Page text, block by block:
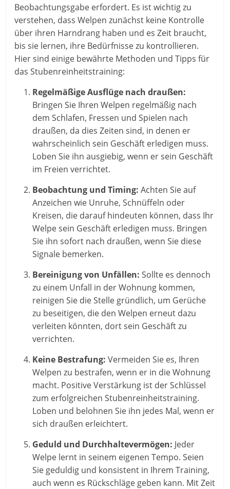
Beobachtungsgabe erfordert. Es ist wichtig zu
verstehen, dass Welpen zunächst keine Kontrolle
über ihren Harndrang haben und es Zeit braucht,
bis sie lernen, ihre Bedürfnisse zu kontrollieren.
Hier sind einige bewährte Methoden und Tipps für
das Stubenreinheitstraining:
Regelmäßige Ausflüge nach draußen:
Bringen Sie Ihren Welpen regelmäßig nach
dem Schlafen, Fressen und Spielen nach
draußen, da dies Zeiten sind, in denen er
wahrscheinlich sein Geschäft erledigen muss.
Loben Sie ihn ausgiebig, wenn er sein Geschäft
im Freien verrichtet.
Beobachtung und Timing: Achten Sie auf
Anzeichen wie Unruhe, Schnüffeln oder
Kreisen, die darauf hindeuten können, dass Ihr
Welpe sein Geschäft erledigen muss. Bringen
Sie ihn sofort nach draußen, wenn Sie diese
Signale bemerken.
Bereinigung von Unfällen: Sollte es dennoch
zu einem Unfall in der Wohnung kommen,
reinigen Sie die Stelle gründlich, um Gerüche
zu beseitigen, die den Welpen erneut dazu
verleiten könnten, dort sein Geschäft zu
verrichten.
Keine Bestrafung: Vermeiden Sie es, Ihren
Welpen zu bestrafen, wenn er in die Wohnung
macht. Positive Verstärkung ist der Schlüssel
zum erfolgreichen Stubenreinheitstraining.
Loben und belohnen Sie ihn jedes Mal, wenn er
sich draußen erleichtert.
Geduld und Durchhaltevermögen: Jeder
Welpe lernt in seinem eigenen Tempo. Seien
Sie geduldig und konsistent in Ihrem Training,
auch wenn es Rückschläge geben kann. Mit Zeit